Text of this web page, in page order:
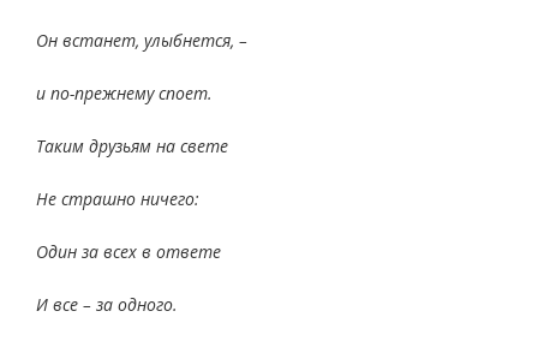
Он встанет, улыбнется, –
и по-прежнему споет.
Таким друзьям на свете
Не страшно ничего:
Один за всех в ответе
И все – за одного.